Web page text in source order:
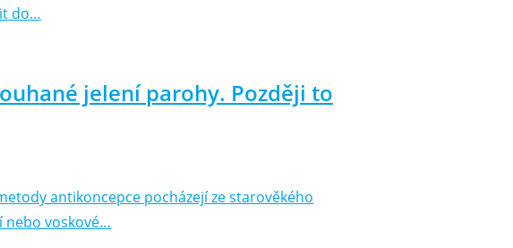
do…
jelení parohy. Později to
antikoncepce pocházejí ze starověkého
nebo voskové…